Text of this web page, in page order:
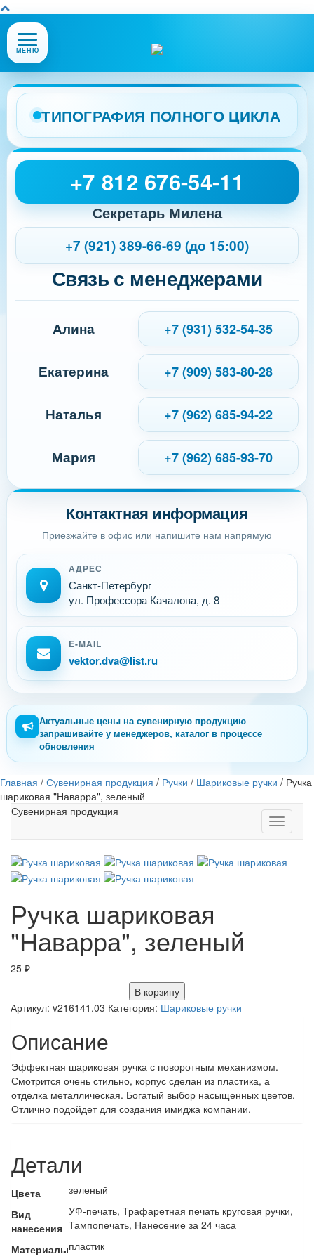
Открыть
или
меню
сайта
МЕНЮ
ТИПОГРАФИЯ ПОЛНОГО ЦИКЛА
Контактная информация
Приезжайте в офис или напишите нам напрямую
АДРЕС
Санкт-Петербург
ул. Профессора Качалова, д. 8
E-MAIL
vektor.dva@list.ru
+7 812 676-54-11
Секретарь Милена
+7 (921) 389-66-69 (до 15:00)
Связь с менеджерами
Алина +7 (931) 532-54-35
Екатерина +7 (909) 583-80-28
Наталья +7 (962) 685-94-22
Мария +7 (962) 685-93-70
Актуальные цены на сувенирную продукцию
запрашивайте у менеджеров, каталог в процессе
обновления
Главная / Сувенирная продукция / Ручки / Шариковые ручки / Ручка
шариковая "Наварра", зеленый
Toggle
Сувенирная продукция
Ручка шариковая
"Наварра", зеленый
25 ₽
В корзину
Артикул: v216141.03 Категория: Шариковые ручки
Описание
Эффектная шариковая ручка с поворотным механизмом.
Смотрится очень стильно, корпус сделан из пластика, а
отделка металлическая. Богатый выбор насыщенных цветов.
Отлично подойдет для создания имиджа компании.
Детали
Цвета
зеленый
Вид
нанесения
УФ-печать, Трафаретная печать круговая ручки,
Тампопечать, Нанесение за 24 часа
Материалыпластик